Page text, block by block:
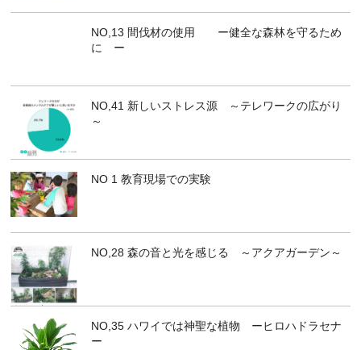
NO,13 間伐材の使用 ー健全な森林を守るため
に ー
NO,41 新しいストレス源 ～テレワークの広がり
～
NO 1 教育現場での実験
NO,28 森の音と光を感じる ～アクアガーデン～
NO,35 ハワイでは神聖な植物 ーヒロハドラセナ
ー